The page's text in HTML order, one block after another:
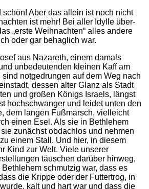
schön! Aber das allein ist noch nicht
ist mehr! Bei aller Idylle über­
„erste Weihnachten“ alles andere
oder gar behaglich war.
aus Nazareth, einem damals
unbedeutenden kleinen Kaff am
notgedrungen auf dem Weg nach
dessen alter Glanz als Stadt
und großen Königs Israels, längst
hochschwanger und leidet unten den
dem langen Fußmarsch, vielleicht
einen Esel. Als sie in Bethlehem
zu­nächst obdachlos und nehmen
einem Stall. Und hier, in diesem
Kind zur Welt. Viele unserer
täuschen darüber hinweg,
schmutzig war, dass es
die Krippe oder der Futtertrog, in
kalt und hart war und dass die